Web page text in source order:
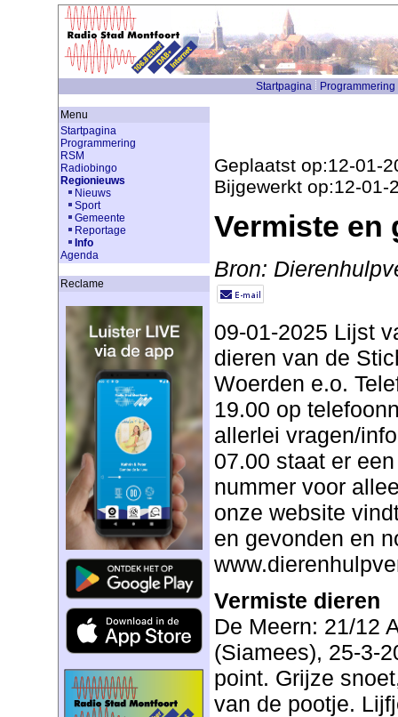
Startpagina Programmering
Menu
Startpagina
Programmering
RSM
Radiobingo
Regionieuws
Nieuws
Sport
Gemeente
Reportage
Info
Agenda
Reclame
Geplaatst op:12-01-
Bijgewerkt op:12-01-
Vermiste en
Bron:
09-01-2025 Lijst
dieren van de
Woerden e.o.
19.00 op
allerlei vragen/
07.00 staat er
nummer voor
onze website
en gevonden en
Vermiste dieren
De Meern: 21/12
(Siamees), 25-3-
point. Grijze
van de pootje.